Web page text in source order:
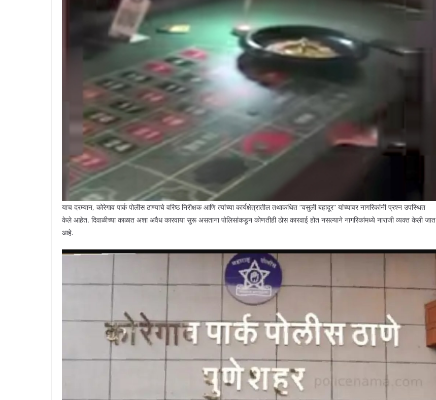
याच दरम्यान, कोरेगाव पार्क पोलीस ठाण्याचे वरिष्ठ निरीक्षक आणि त्यांच्या कार्यक्षेत्रातील तथाकथित “वसुली बहादूर” यांच्यावर नागरिकांनी प्रश्न उपस्थित
केले आहेत. दिवाळीच्या काळात अशा अवैध कारवाया सुरू असताना पोलिसांकडून कोणतीही ठोस कारवाई होत नसल्याने नागरिकांमध्ये नाराजी व्यक्त केली जात
आहे.